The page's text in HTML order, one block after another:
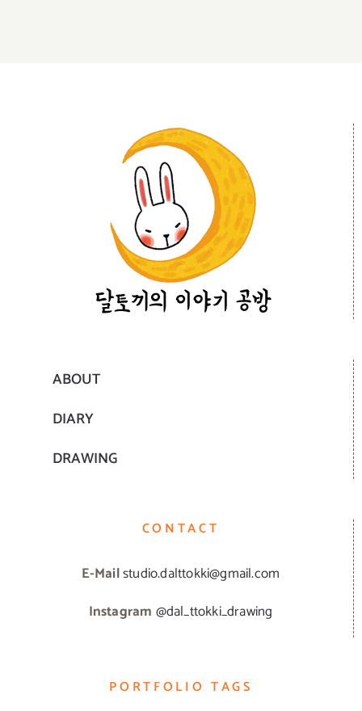
ABOUT
DIARY
DRAWING
CONTACT
E-Mailstudio.dalttokki@gmail.com
Instagram @dal_ttokki_drawing
PORTFOLIO TAGS